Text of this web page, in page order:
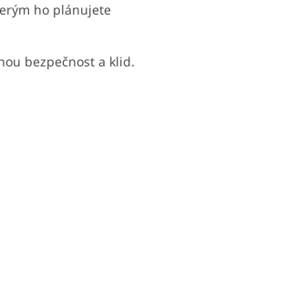
ho plánujete
bezpečnost a klid.